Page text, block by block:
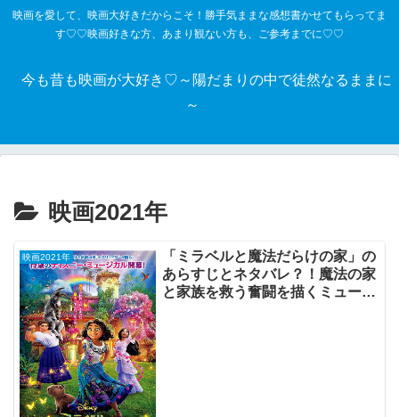
映画を愛して、映画大好きだからこそ！勝手気ままな感想書かせてもらってま
す♡♡映画好きな方、あまり観ない方も、ご参考までに♡♡
今も昔も映画が大好き♡～陽だまりの中で徒然なるままに
～
映画2021年
映画2021年
「ミラベルと魔法だらけの家」の
あらすじとネタバレ？！魔法の家
と家族を救う奮闘を描くミュージ